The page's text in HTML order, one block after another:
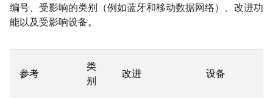
编号、受影响的类别（例如蓝牙和移动数据网络）、改进功
能以及受影响设备。
参考
类
别
改进 设备